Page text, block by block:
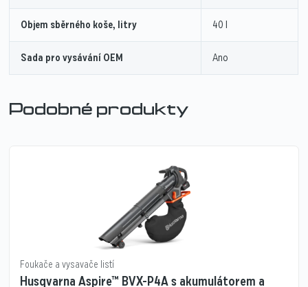
Objem sběrného koše, litry 40 l
Sada pro vysávání OEM Ano
Podobné produkty
Foukače a vysavače listí
Husqvarna Aspire™ BVX-P4A s akumulátorem a